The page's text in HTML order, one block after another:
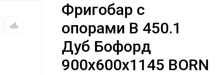
Фригобар с
опорами B 450.1
Дуб Бофорд
900х600х1145 BORN